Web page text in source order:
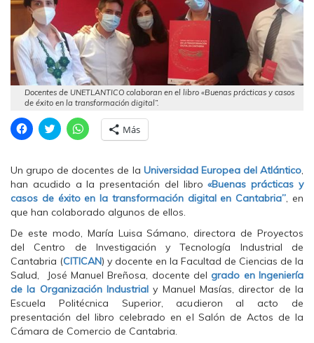
Docentes de UNETLANTICO colaboran en el libro «Buenas prácticas y casos
de éxito en la transformación digital”.
H
a
i
a
r
a
o
m
a
r
t
i
r
e
n
F
a
H
a
i
c
p
a
r
a
o
m
p
a
r
t
i
r
e
n
T
w
H
a
i
c
p
a
r
a
c
o
m
p
a
r
t
i
r
e
n
W
h
Más
Un grupo de docentes de la Universidad Europea del Atlántico,
han acudido a la presentación del libro«Buenas prácticas y
casos de éxito en la transformación digital en Cantabria”, en
que han colaborado algunos de ellos.
De este modo, María Luisa Sámano, directora de Proyectos
del Centro de Investigación y Tecnología Industrial de
Cantabria (CITICAN) y docente en la Facultad de Ciencias de la
Salud, José Manuel Breñosa, docente del grado en Ingeniería
de la Organización Industrial y Manuel Masías, director de la
Escuela Politécnica Superior, acudieron al acto de
presentación del libro celebrado en el Salón de Actos de la
Cámara de Comercio de Cantabria.